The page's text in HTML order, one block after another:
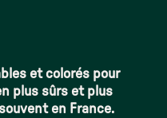
et colorés pour
plus sûrs et plus
en France.